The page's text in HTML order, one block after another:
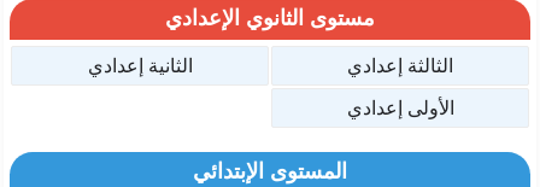
مستوى الثانوي الإعدادي
الثالثة إعدادي
الثانية إعدادي
الأولى إعدادي
المستوى الإبتدائي